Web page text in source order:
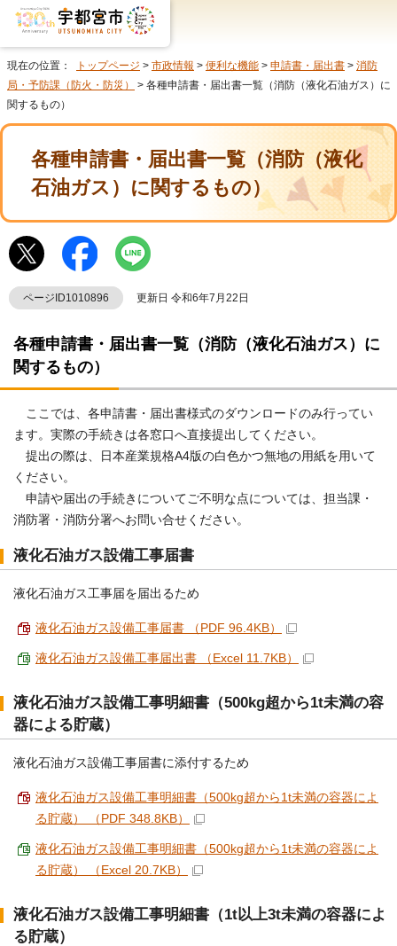
現在の位置： トップページ > 市政情報 > 便利な機能 > 申請書・届出書 > 消防
局・予防課（防火・防災）
> 各種申請書・届出書一覧（消防（液化石油ガス）に
関するもの）
各種申請書・届出書一覧（消防（液化
石油ガス）に関するもの）
ページID1010896 更新日 令和6年7月22日
各種申請書・届出書一覧（消防（液化石油ガス）に
関するもの）
ここでは、各申請書・届出書様式のダウンロードのみ行ってい
ます。実際の手続きは各窓口へ直接提出してください。
提出の際は、日本産業規格A4版の白色かつ無地の用紙を用いて
ください。
申請や届出の手続きについてご不明な点については、担当課・
消防署・消防分署へお問い合せください。
液化石油ガス設備工事届書
液化石油ガス工事届を届出るため
液化石油ガス設備工事届書 （PDF 96.4KB）
液化石油ガス設備工事届出書 （Excel 11.7KB）
液化石油ガス設備工事明細書（500kg超から1t未満の容
器による貯蔵）
液化石油ガス設備工事届書に添付するため
液化石油ガス設備工事明細書（500kg超から1t未満の容器によ
る貯蔵） （PDF 348.8KB）
液化石油ガス設備工事明細書（500kg超から1t未満の容器によ
る貯蔵） （Excel 20.7KB）
液化石油ガス設備工事明細書（1t以上3t未満の容器によ
る貯蔵）